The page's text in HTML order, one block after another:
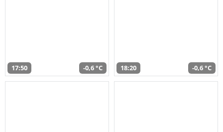
17:50 -0,6 °C 18:20 -0,6 °C